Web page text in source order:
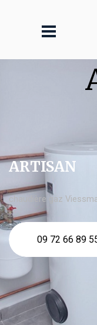
ARTISAN
chaudière gaz
09 72 66 89